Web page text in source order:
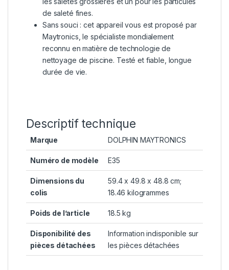
de saleté fines.
Sans souci : cet appareil vous est proposé par
Maytronics, le spécialiste mondialement
reconnu en matière de technologie de
nettoyage de piscine. Testé et fiable, longue
durée de vie.
Descriptif technique
Marque ‎DOLPHIN MAYTRONICS
Numéro de modèle ‎E35
Dimensions du
colis
‎59.4 x 49.8 x 48.8 cm;
18.46 kilogrammes
Poids de l’article ‎18.5 kg
Disponibilité des
pièces détachées
‎Information indisponible sur
les pièces détachées